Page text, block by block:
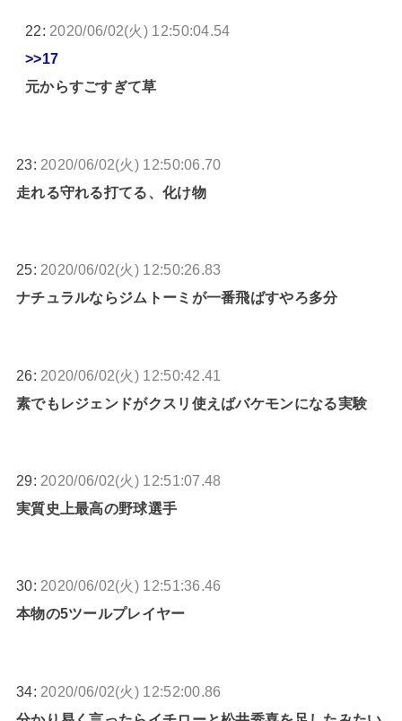
22: 2020/06/02(火) 12:50:04.54
>>17
元からすごすぎて草
23: 2020/06/02(火) 12:50:06.70
走れる守れる打てる、化け物
25: 2020/06/02(火) 12:50:26.83
ナチュラルならジムトーミが一番飛ばすやろ多分
26: 2020/06/02(火) 12:50:42.41
素でもレジェンドがクスリ使えばバケモンになる実験
29: 2020/06/02(火) 12:51:07.48
実質史上最高の野球選手
30: 2020/06/02(火) 12:51:36.46
本物の5ツールプレイヤー
34: 2020/06/02(火) 12:52:00.86